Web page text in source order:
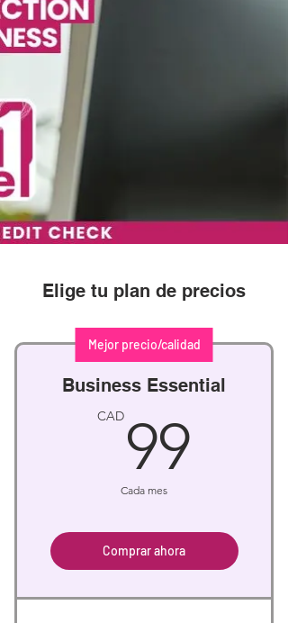
Elige tu plan de precios
Mejor precio/calidad
Business Essential
CAD 99
Cada mes
Comprar ahora